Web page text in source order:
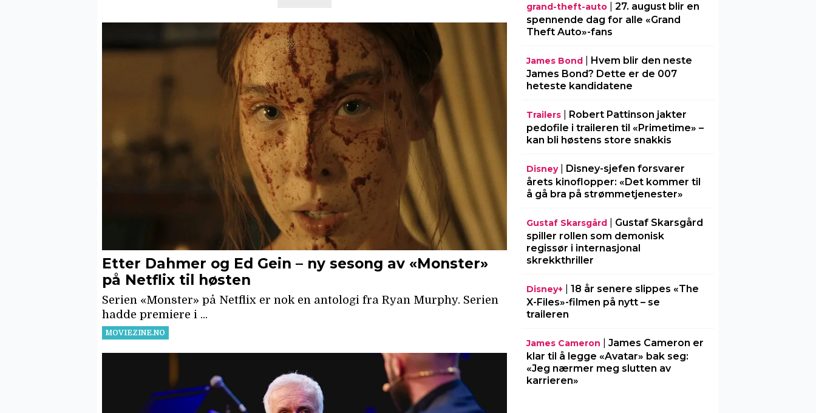
grand-theft-auto| 27. august blir en
spennende dag for alle «Grand
Theft Auto»-fans
James Bond| Hvem blir den neste
James Bond? Dette er de 007
heteste kandidatene
Trailers| Robert Pattinson jakter
pedofile i traileren til «Primetime» –
kan bli høstens store snakkis
Disney| Disney-sjefen forsvarer
årets kinoflopper: «Det kommer til
å gå bra på strømmetjenester»
Gustaf Skarsgård| Gustaf Skarsgård
spiller rollen som demonisk
regissør i internasjonal
skrekkthriller
Disney+
18 år senere slippes «The
X-Files»-filmen på nytt – se
traileren
James Cameron
James Cameron er
klar til å legge «Avatar» bak seg:
«Jeg nærmer meg slutten av
karrieren»